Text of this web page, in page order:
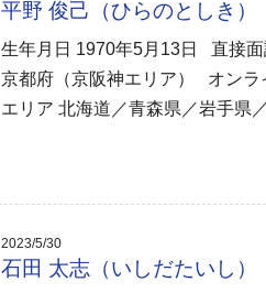
平野 俊己（ひらのとしき）
生年月日 1970年5月13日 直接
京都府（京阪神エリア） オンラ
エリア 北海道／青森県／岩手県
2023/5/30
石田 太志（いしだたいし）